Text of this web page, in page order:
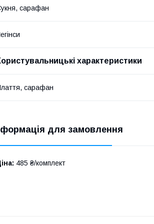
сарафан
характеристики
сарафан
для замовлення
485 ₴/комплект